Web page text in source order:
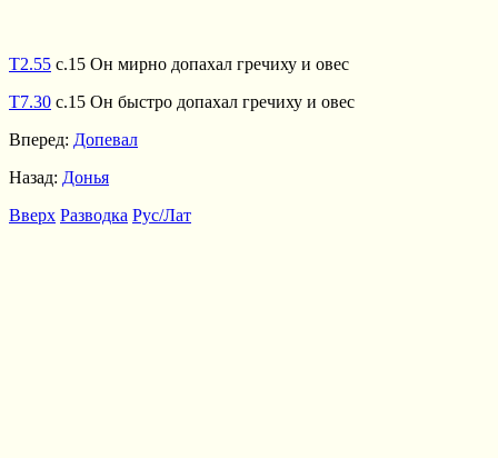
Т2.55 с.15 Он мирно допахал гречиху и овес
Т7.30 с.15 Он быстро допахал гречиху и овес
Вперед: Допевал
Назад: Донья
Вверх Разводка Рус/Лат